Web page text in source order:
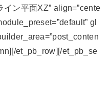
イン平面XZ” align=”cente
gl
et_pb_row][/et_pb_se